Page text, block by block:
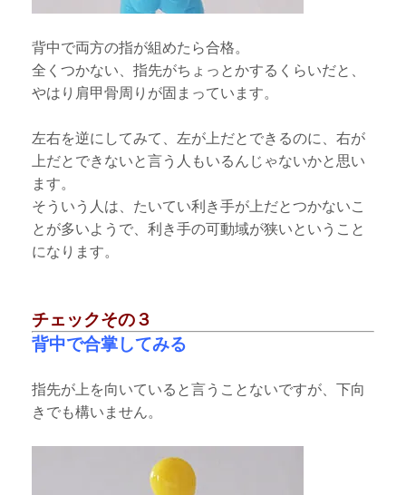
背中で両方の指が組めたら合格。
全くつかない、指先がちょっとかするくらいだと、
やはり肩甲骨周りが固まっています。
左右を逆にしてみて、左が上だとできるのに、右が
上だとできないと言う人もいるんじゃないかと思い
ます。
そういう人は、たいてい利き手が上だとつかないこ
とが多いようで、利き手の可動域が狭いということ
になります。
チェックその３
背中で合掌してみる
指先が上を向いていると言うことないですが、下向
きでも構いません。